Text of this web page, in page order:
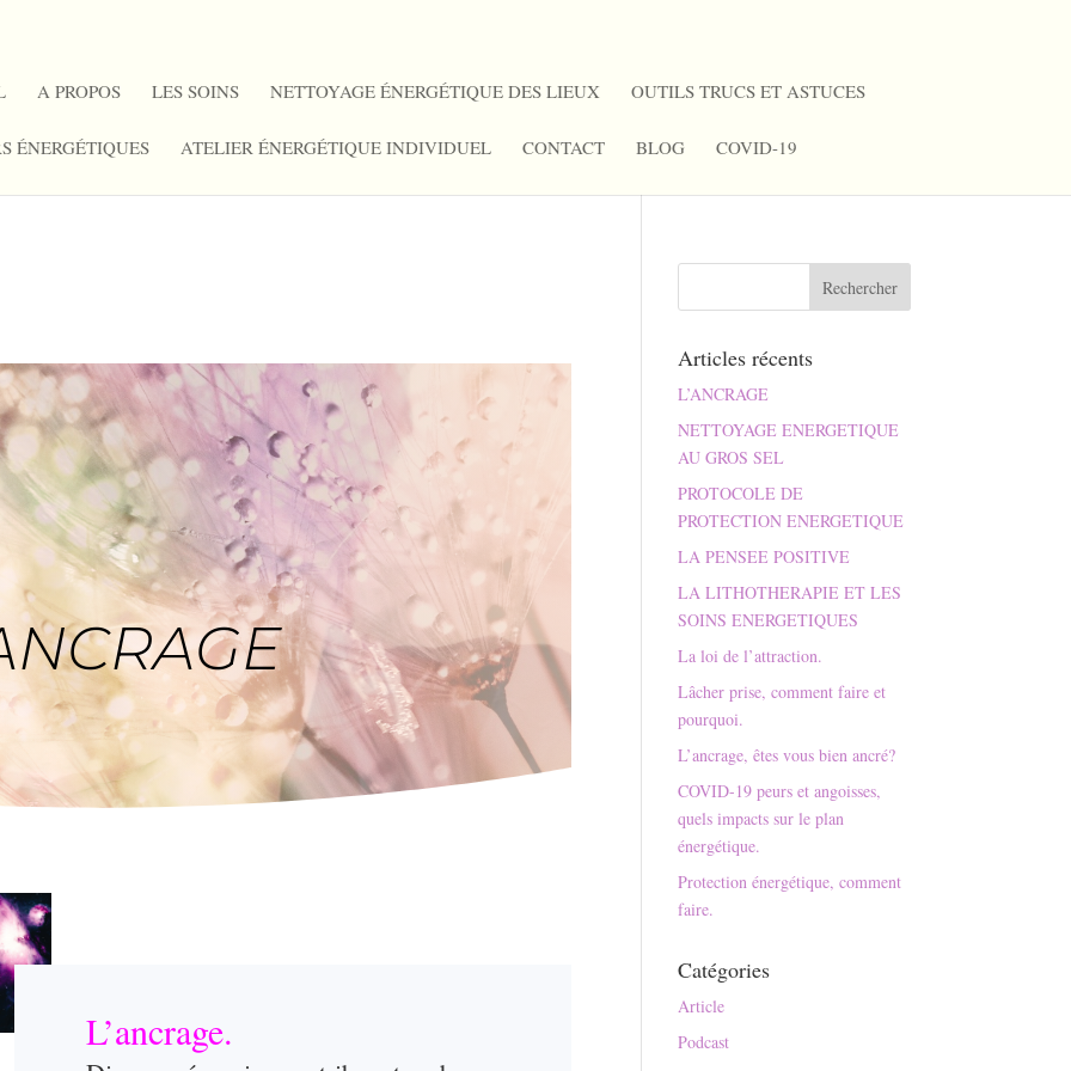
A PROPOS LES SOINS NETTOYAGE ÉNERGÉTIQUE DES LIEUX OUTILS TRUCS ET ASTUCES
ÉNERGÉTIQUES ATELIER ÉNERGÉTIQUE INDIVIDUEL CONTACT BLOG COVID-19
L’ancrage.
Articles récents
L’ANCRAGE
NETTOYAGE ENERGETIQUE
AU GROS SEL
PROTOCOLE DE
PROTECTION ENERGETIQUE
LA PENSEE POSITIVE
LA LITHOTHERAPIE ET LES
SOINS ENERGETIQUES
La loi de l’attraction.
Lâcher prise, comment faire et
pourquoi.
L’ancrage, êtes vous bien ancré?
COVID-19 peurs et angoisses,
quels impacts sur le plan
énergétique.
Protection énergétique, comment
faire.
Catégories
Article
Podcast